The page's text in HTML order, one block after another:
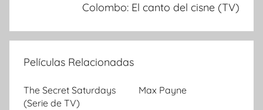
Colombo: El canto del cisne (TV)
Películas Relacionadas
The Secret Saturdays
(Serie de TV)
Max Payne